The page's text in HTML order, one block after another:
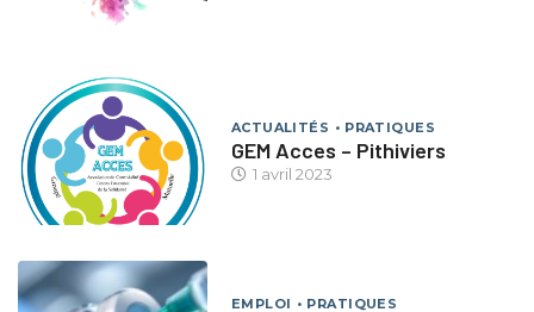
ACTUALITÉS PRATIQUES
GEM Acces – Pithiviers
1 avril 2023
EMPLOI PRATIQUES